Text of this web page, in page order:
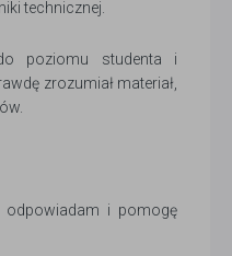
technicznej.
poziomu studenta i
zrozumiał materiał,
i pomogę